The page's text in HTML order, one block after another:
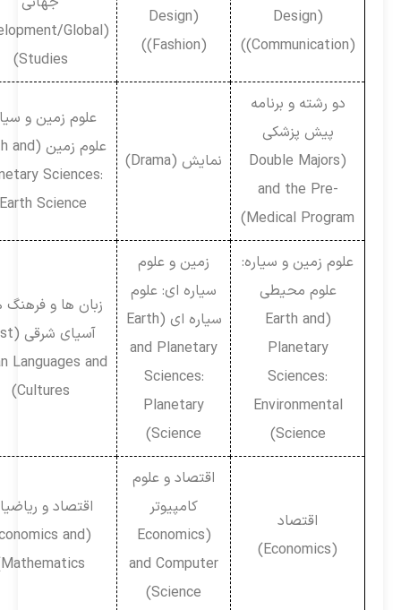
(Design
(Communication))
(Design
(Fashion))
(Development/Global
Studies)
دو رشته و برنامه
پیش پزشکی
(Double Majors
and the Pre-
Medical Program)
نمایش (Drama)
علوم زمین و سیاره:
علوم زمین (Earth and
Planetary Sciences:
Earth Science)
علوم زمین و سیاره:
علوم محیطی
(Earth and
Planetary
Sciences:
Environmental
Science)
زمین و علوم
سیاره ای: علوم
سیاره ای (Earth
and Planetary
Sciences:
Planetary
Science)
زبان ها و فرهنگ های
آسیای شرقی (East
Asian Languages and
Cultures)
اقتصاد
اقتصاد و علوم
کامپیوتر
(Economics
and Computer
Science)
اقتصاد و ریاضیات
(Economics and
Mathematics)